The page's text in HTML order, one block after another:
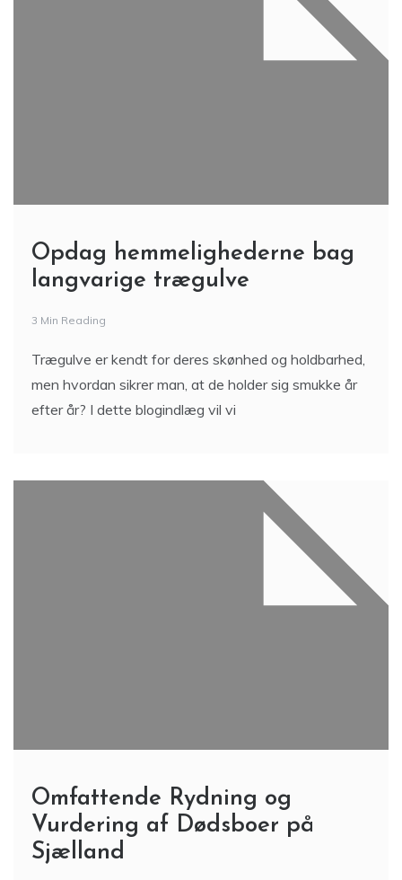
Opdag hemmelighederne bag
langvarige trægulve
3 Min Reading
Trægulve er kendt for deres skønhed og holdbarhed,
men hvordan sikrer man, at de holder sig smukke år
efter år? I dette blogindlæg vil vi
Omfattende Rydning og
Vurdering af Dødsboer på
Sjælland